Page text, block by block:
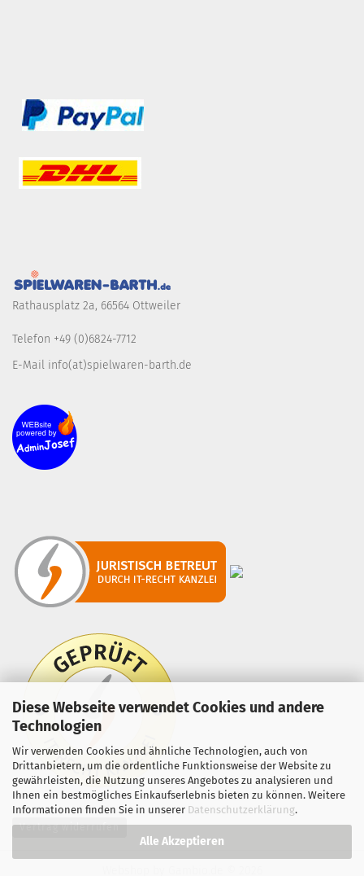
Diese Webseite verwendet Cookies und andere
Technologien
Wir verwenden Cookies und ähnliche Technologien, auch von
Drittanbietern, um die ordentliche Funktionsweise der Website zu
gewährleisten, die Nutzung unseres Angebotes zu analysieren und
Ihnen ein bestmögliches Einkaufserlebnis bieten zu können. Weitere
Informationen finden Sie in unserer Datenschutzerklärung.
Alle Akzeptieren
Rathausplatz 2a, 66564 Ottweiler
Telefon +49 (0)6824-7712
E-Mail info(at)spielwaren-barth.de
Vertrag widerrufen